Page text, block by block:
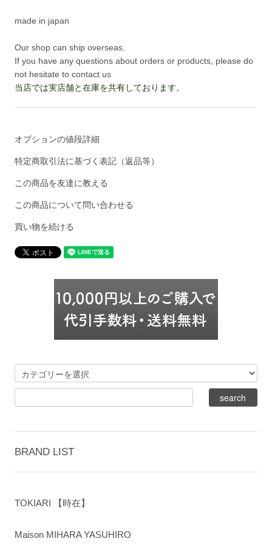
made in japan
Our shop can ship overseas.
If you have any questions about orders or products, please do
not hesitate to contact us
当店では実店舗と在庫を共有しております。
オプションの値段詳細
特定商取引法に基づく表記（返品等）
この商品を友達に教える
この商品について問い合わせる
買い物を続ける
BRAND LIST
TOKIARI 【時在】
Maison MIHARA YASUHIRO